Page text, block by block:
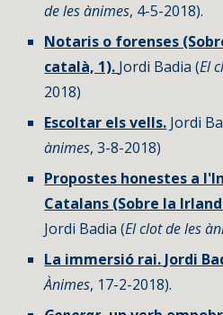
de les ànimes, 4-5-2018).
Notaris o forenses
català, 1). Jordi Badia (El
2018)
Escoltar els vells. Jordi
ànimes, 3-8-2018)
Propostes honestes a
Catalans (Sobre la
Jordi Badia (El clot de les
La immersió rai. Jordi
Ànimes, 17-2-2018).